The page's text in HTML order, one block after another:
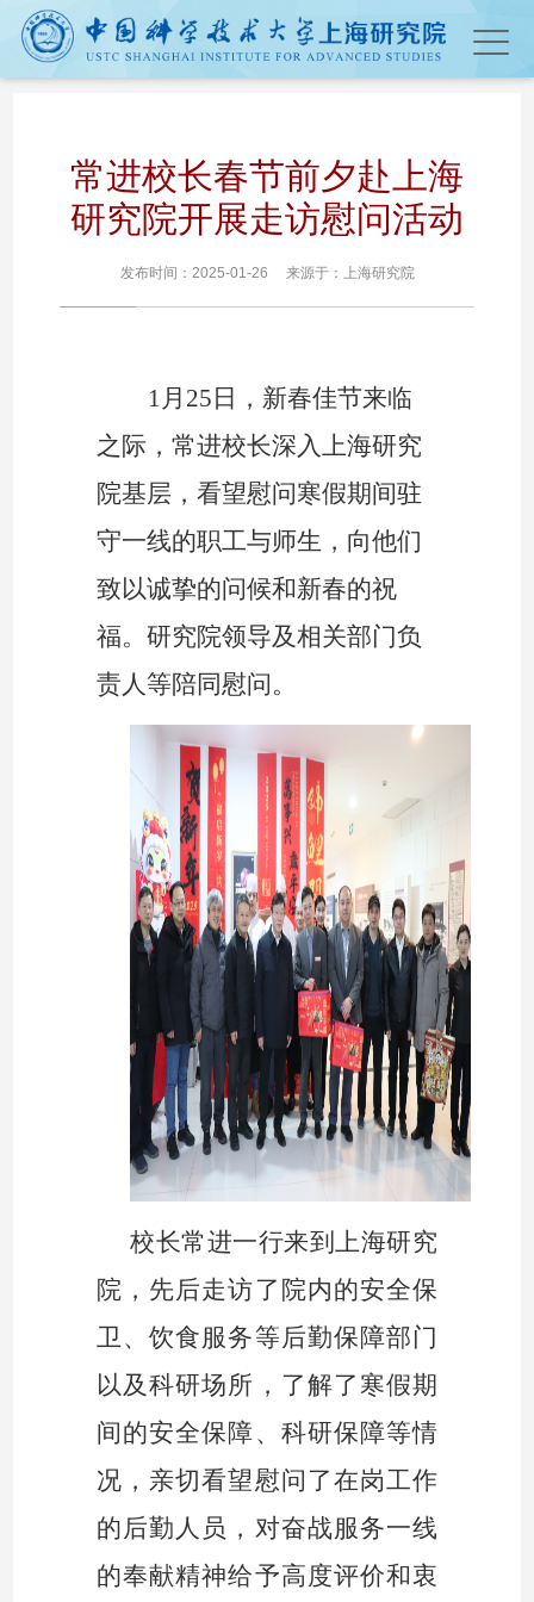
常进校长春节前夕赴上海
研究院开展走访慰问活动
发布时间：2025-01-26 来源于：上海研究院
1 月 25 日，新春佳节来临
之际，常进校长深入上海研究
院基层，看望慰问寒假期间驻
守一线的职工与师生，向他们
致以诚挚的问候和新春的祝
福。研究院领导及相关部门负
责人等陪同慰问。
校长常进一行来到上海研究
院，先后走访了院内的安全保
卫、饮食服务等后勤保障部门
以及科研场所，了解了寒假期
间的安全保障、科研保障等情
况，亲切看望慰问了在岗工作
的后勤人员，对奋战服务一线
的奉献精神给予高度评价和衷